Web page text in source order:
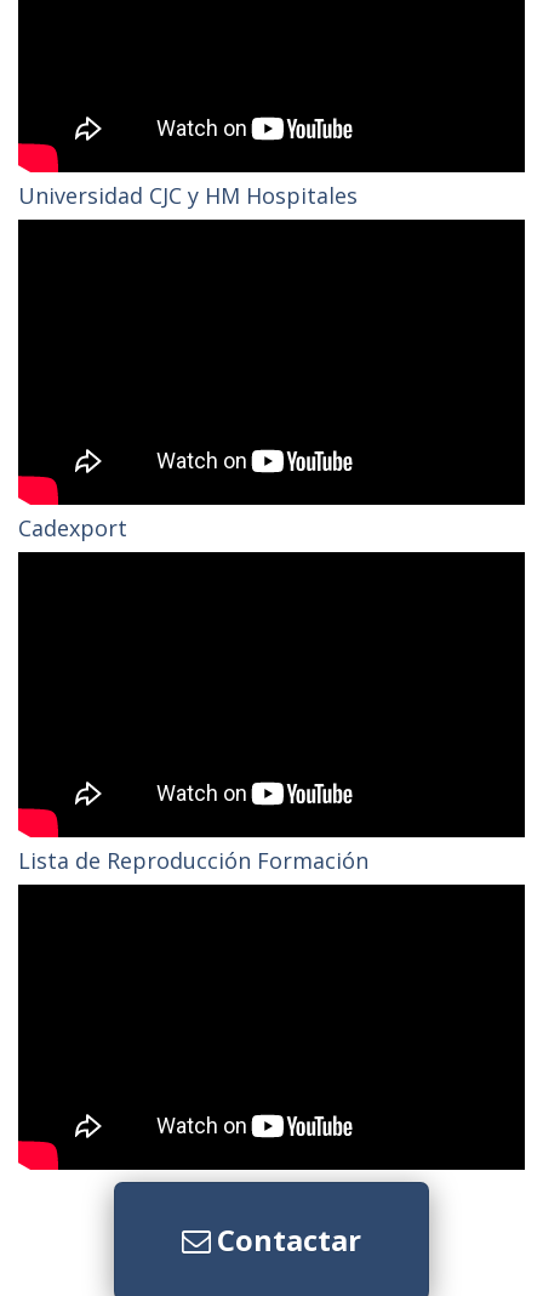
Universidad CJC y HM Hospitales
Cadexport
Lista de Reproducción Formación
Contactar